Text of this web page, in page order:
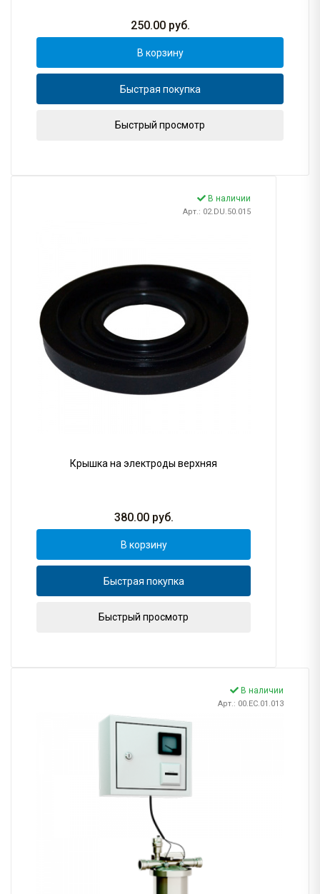
250.00руб.
В корзину
Быстрая покупка
Быстрый просмотр
В наличии
Арт.: 02.DU.50.015
Крышка на электроды верхняя
380.00руб.
В корзину
Быстрая покупка
Быстрый просмотр
В наличии
Арт.: 00.EC.01.013